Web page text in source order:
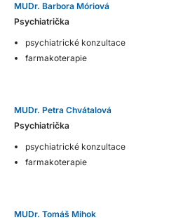
MUDr. Barbora Móriová
Psychiatrička
psychiatrické konzultace
farmakoterapie
MUDr. Petra Chvátalová
Psychiatrička
psychiatrické konzultace
farmakoterapie
MUDr. Tomáš Mihok